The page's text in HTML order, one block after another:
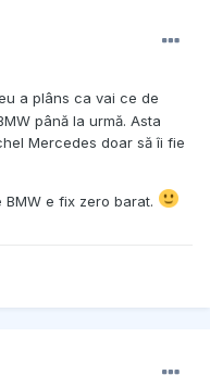
a plâns ca vai ce de
până la urmă. Asta
Mercedes doar să îi fie
e fix zero barat.